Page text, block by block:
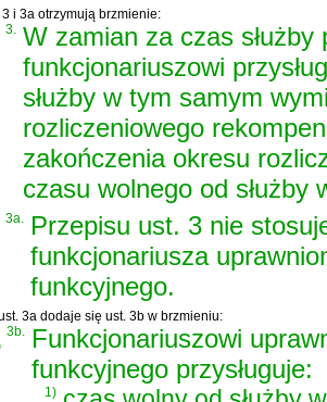
3 i 3a otrzymują brzmienie:
3.
W zamian za czas
funkcjonariuszowi
służby w tym samym
rozliczeniowego
zakończenia okresu
czasu wolnego od
3a.
Przepisu ust. 3 nie
funkcjonariusza
funkcyjnego.
3a dodaje się ust. 3b w brzmieniu:
3b.
Funkcjonariuszowi
funkcyjnego przysługuje:
1)